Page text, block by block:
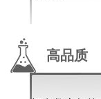
高品质